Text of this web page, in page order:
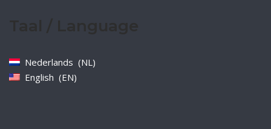
Nederlands
NL
English
EN